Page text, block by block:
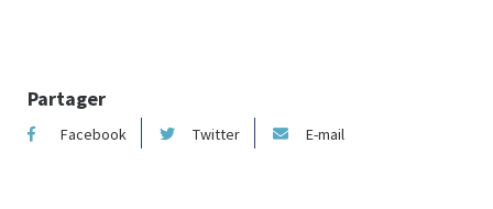
Partager
Facebook Twitter E-mail